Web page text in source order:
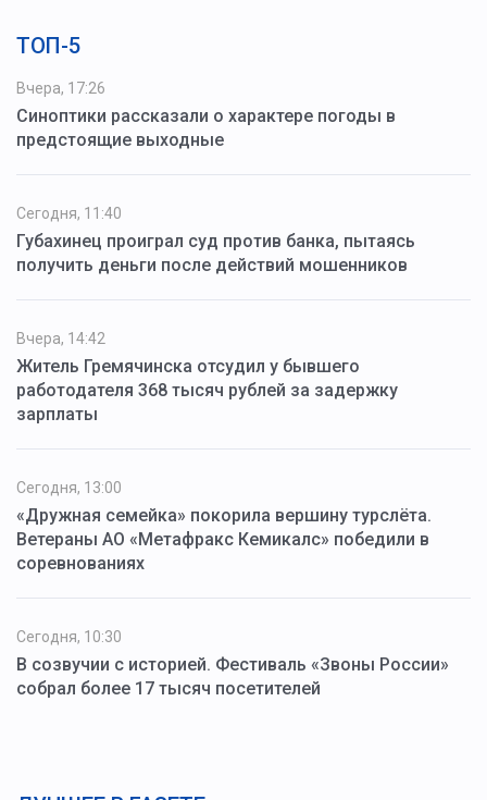
ТОП-5
Вчера, 17:26
Синоптики рассказали о характере погоды в
предстоящие выходные
Сегодня, 11:40
Губахинец проиграл суд против банка, пытаясь
получить деньги после действий мошенников
Вчера, 14:42
Житель Гремячинска отсудил у бывшего
работодателя 368 тысяч рублей за задержку
зарплаты
Сегодня, 13:00
«Дружная семейка» покорила вершину турслёта.
Ветераны АО «Метафракс Кемикалс» победили в
соревнованиях
Сегодня, 10:30
В созвучии с историей. Фестиваль «Звоны России»
собрал более 17 тысяч посетителей